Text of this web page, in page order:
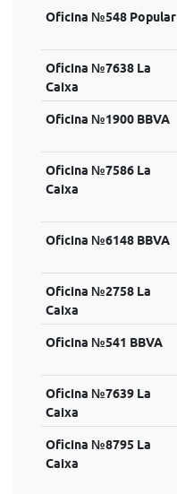
Oficina №548 Popular
Oficina №7638 La
Caixa
Oficina №1900 BBVA
Oficina №7586 La
Caixa
Oficina №6148 BBVA
Oficina №2758 La
Caixa
Oficina №541 BBVA
Oficina №7639 La
Caixa
Oficina №8795 La
Caixa